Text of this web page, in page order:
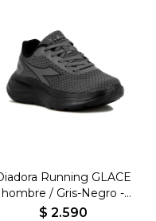
Running GLACE
hombre / Gris-Negro -
Gris-Negro
$ 2.590